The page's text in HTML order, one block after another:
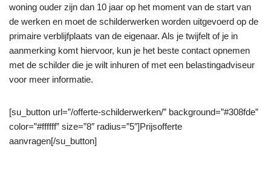
woning ouder zijn dan 10 jaar op het moment van de start van
de werken en moet de schilderwerken worden uitgevoerd op de
primaire verblijfplaats van de eigenaar. Als je twijfelt of je in
aanmerking komt hiervoor, kun je het beste contact opnemen
met de schilder die je wilt inhuren of met een belastingadviseur
voor meer informatie.
[su_button url=”/offerte-schilderwerken/” background=”#308fde”
color=”#ffffff” size=”8″ radius=”5″]Prijsofferte
aanvragen[/su_button]